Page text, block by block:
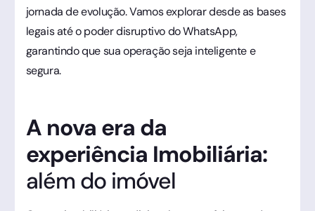
jornada de evolução. Vamos explorar desde as bases
legais até o poder disruptivo do WhatsApp,
garantindo que sua operação seja inteligente e
segura.
A nova era da
experiência Imobiliária:
além do imóvel